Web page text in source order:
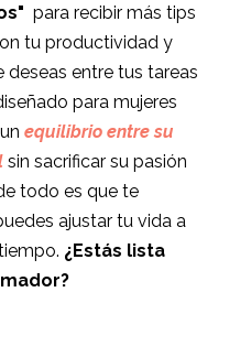
para recibir más tips
tu productividad y
deseas entre tus tareas
para mujeres
equilibrio entre su
sin sacrificar su pasión
todo es que te
ajustar tu vida a
¿Estás lista